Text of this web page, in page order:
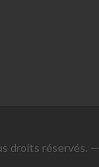
droits réservés. —